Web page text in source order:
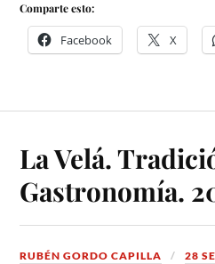
Comparte esto:
Facebook X
La Velá.
Gastronomía.
RUBÉN GORDO CAPILLA 28